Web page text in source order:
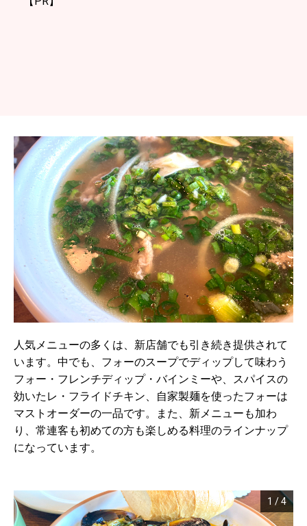
人気メニューの多くは、新店舗でも引き続き提供されて
います。中でも、フォーのスープでディップして味わう
フォー・フレンチディップ・バインミーや、スパイスの
効いたレ・フライドチキン、自家製麺を使ったフォーは
マストオーダーの一品です。また、新メニューも加わ
り、常連客も初めての方も楽しめる料理のラインナップ
になっています。
1 /4